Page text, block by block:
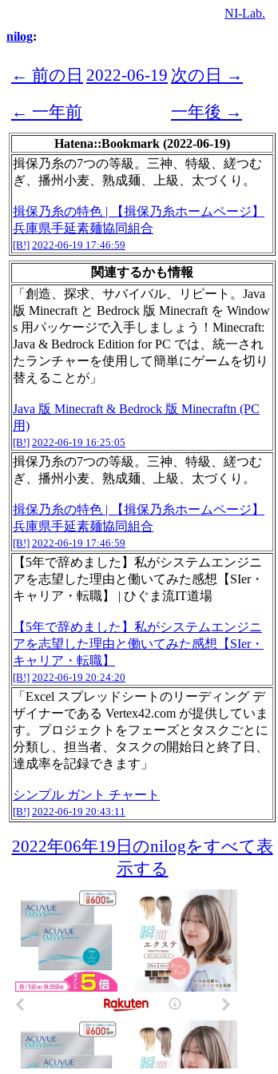
NI-Lab.
nilog:
← 前の日 2022-06-19 次の日 →
← 一年前
一年後 →
Hatena::Bookmark (2022-06-19)
揖保乃糸の7つの等級。三神、特級、縒つむ
ぎ、播州小麦、熟成麺、上級、太づくり。
揖保乃糸の特色 | 【揖保乃糸ホームページ】
兵庫県手延素麺協同組合
[B!] 2022-06-19 17:46:59
関連するかも情報
「創造、探求、サバイバル、リピート。Java
版 Minecraft と Bedrock 版 Minecraft を Window
s 用パッケージで入手しましょう！Minecraft:
Java & Bedrock Edition for PC では、統一され
たランチャーを使用して簡単にゲームを切り
替えることが」
Java 版 Minecraft & Bedrock 版 Minecraftn (PC
用)
[B!] 2022-06-19 16:25:05
揖保乃糸の7つの等級。三神、特級、縒つむ
ぎ、播州小麦、熟成麺、上級、太づくり。
揖保乃糸の特色 | 【揖保乃糸ホームページ】
兵庫県手延素麺協同組合
[B!] 2022-06-19 17:46:59
【5年で辞めました】私がシステムエンジニ
アを志望した理由と働いてみた感想【SIer・
キャリア・転職】 | ひぐま流IT道場
【5年で辞めました】私がシステムエンジニ
アを志望した理由と働いてみた感想【SIer・
キャリア・転職】
[B!] 2022-06-19 20:24:20
「Excel スプレッドシートのリーディング デ
ザイナーである Vertex42.com が提供していま
す。プロジェクトをフェーズとタスクごとに
分類し、担当者、タスクの開始日と終了日、
達成率を記録できます」
シンプル ガント チャート
[B!] 2022-06-19 20:43:11
2022年06年19日のnilogをすべて表
示する